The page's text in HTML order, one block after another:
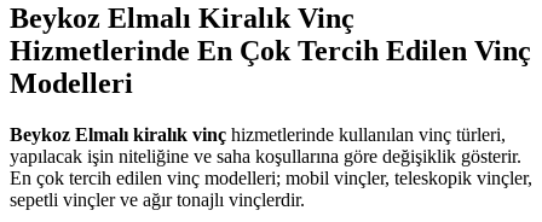
Beykoz Elmalı Kiralık Vinç
Hizmetlerinde En Çok Tercih Edilen Vinç
Modelleri
Beykoz Elmalı kiralık vinç hizmetlerinde kullanılan vinç türleri,
yapılacak işin niteliğine ve saha koşullarına göre değişiklik gösterir.
En çok tercih edilen vinç modelleri; mobil vinçler, teleskopik vinçler,
sepetli vinçler ve ağır tonajlı vinçlerdir.